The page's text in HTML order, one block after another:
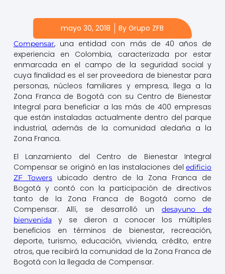
mayo 30, 2018 By Grupo ZFB
Compensar, una entidad con más de 40 años de
experiencia en Colombia, caracterizada por estar
enmarcada en el campo de la seguridad social y
cuya finalidad es el ser proveedora de bienestar para
personas, núcleos familiares y empresa, llega a la
Zona Franca de Bogotá con su Centro de Bienestar
Integral para beneficiar a las más de 400 empresas
que están instaladas actualmente dentro del parque
industrial, además de la comunidad aledaña a la
Zona Franca.
El Lanzamiento del Centro de Bienestar Integral
Compensar se originó en las instalaciones deledificio
ZF Towersubicado dentro de la Zona Franca de
Bogotá y contó con la participación de directivos
tanto de la Zona Franca de Bogotá como de
Compensar. Allí, se desarrolló undesayuno de
bienvenida
y se dieron a conocer los múltiples
beneficios en términos de bienestar, recreación,
deporte, turismo, educación, vivienda, crédito, entre
otros, que recibirá la comunidad de la Zona Franca de
Bogotá con la llegada de Compensar.